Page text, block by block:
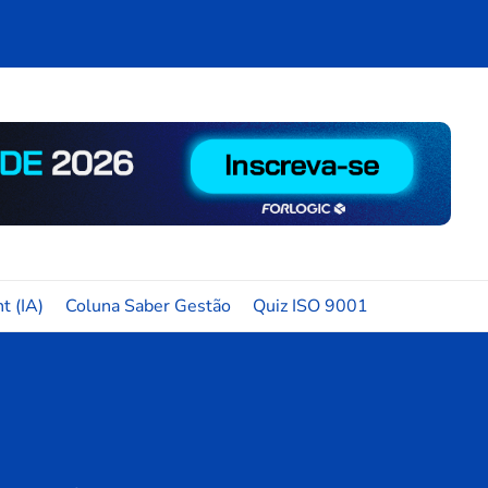
(IA) Coluna Saber Gestão Quiz ISO 9001